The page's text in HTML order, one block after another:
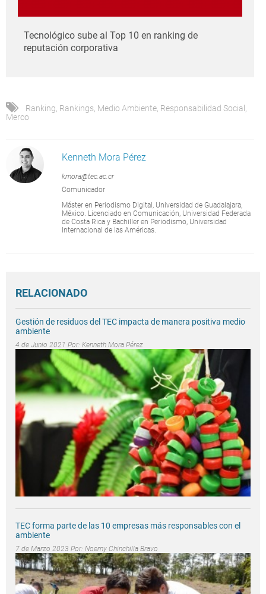
Tecnológico sube al Top 10 en ranking de
reputación corporativa
Ranking Rankings Medio Ambiente Responsabilidad Social
Merco
Kenneth Mora Pérez
kmora@tec.ac.cr
Comunicador
Máster en Periodismo Digital, Universidad de Guadalajara,
México. Licenciado en Comunicación, Universidad Federada
de Costa Rica y Bachiller en Periodismo, Universidad
Internacional de las Américas.
RELACIONADO
Gestión de residuos del TEC impacta de manera positiva medio
ambiente
4 de Junio 2021 Por: Kenneth Mora Pérez
TEC forma parte de las 10 empresas más responsables con el
ambiente
7 de Marzo 2023 Por: Noemy Chinchilla Bravo